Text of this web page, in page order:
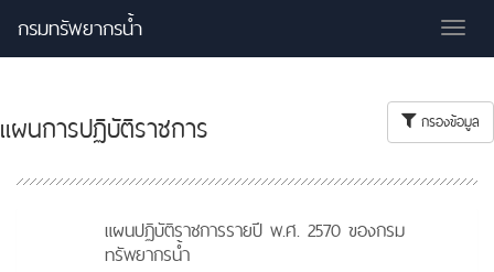
กรมทรัพยากรน้ำ
แผนการปฏิบัติราชการ กรองข้อมูล
แผนปฏิบัติราชการรายปี พ.ศ. 2570 ของกรม
ทรัพยากรน้ำ